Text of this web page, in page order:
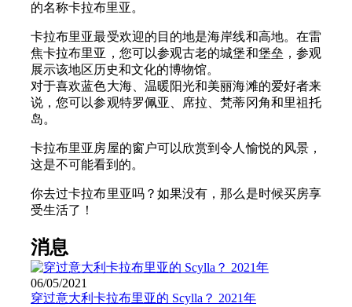
的名称卡拉布里亚。
卡拉布里亚最受欢迎的目的地是海岸线和高地。在雷
焦卡拉布里亚，您可以参观古老的城堡和堡垒，参观
展示该地区历史和文化的博物馆。
对于喜欢蓝色大海、温暖阳光和美丽海滩的爱好者来
说，您可以参观特罗佩亚、席拉、梵蒂冈角和里祖托
岛。
卡拉布里亚房屋的窗户可以欣赏到令人愉悦的风景，
这是不可能看到的。
你去过卡拉布里亚吗？如果没有，那么是时候买房享
受生活了！
消息
06/05/2021
穿过意大利卡拉布里亚的 Scylla？ 2021年